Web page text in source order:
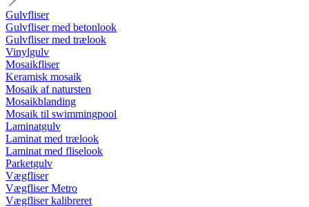
Gulvfliser
Gulvfliser med betonlook
Gulvfliser med trælook
Vinylgulv
Mosaikfliser
Keramisk mosaik
Mosaik af natursten
Mosaikblanding
Mosaik til swimmingpool
Laminatgulv
Laminat med trælook
Laminat med fliselook
Parketgulv
Vægfliser
Vægfliser Metro
Vægfliser kalibreret